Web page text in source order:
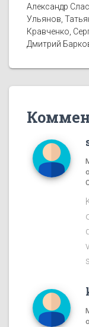
Александр
Ульянов,
Кравченко,
Дмитрий